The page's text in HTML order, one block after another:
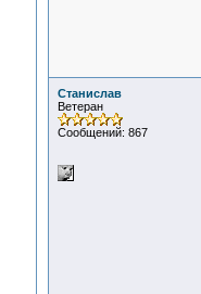
Станислав
Ветеран
Сообщений: 867